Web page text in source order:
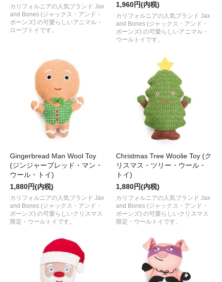
カリフォルニアの人気ブランド Jax
and Bones (ジャックス・アンド・
ボーンズ) の可愛らしいアニマル・
ロープトイです。
1,960円(内税)
カリフォルニアの人気ブランド Jax
and Bones (ジャックス・アンド・
ボーンズ) の可愛らしいアニマル・
ウールトイです。
Gingerbread Man Wool Toy
(ジンジャーブレッド・マン・
ウール・トイ)
1,880円(内税)
カリフォルニアの人気ブランド Jax
and Bones (ジャックス・アンド・
ボーンズ) の可愛らしいクリスマス
限定・ウールトイです。
Christmas Tree Woolie Toy (ク
リスマス・ツリー・ウール・
トイ)
1,880円(内税)
カリフォルニアの人気ブランド Jax
and Bones (ジャックス・アンド・
ボーンズ) の可愛らしいクリスマス
限定・ウールトイです。